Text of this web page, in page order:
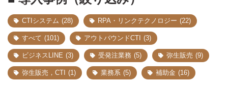
CTIシステム (28) RPA・リンクテクノロジー (22)
すべて (101) アウトバウンドCTI (3)
ビジネスLINE (3) 受発注業務 (5) 弥生販売 (9)
弥生販売，CTI (1) 業務系 (5) 補助金 (16)